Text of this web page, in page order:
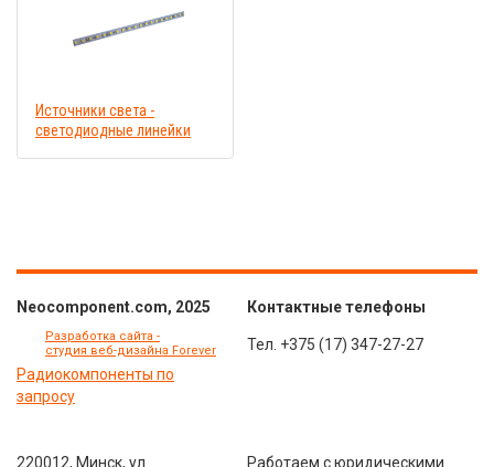
Источники света -
светодиодные линейки
Neocomponent.com, 2025
Разработка сайта -
студия веб-дизайна Forever
Радиокомпоненты по
запросу
Контактные телефоны
Тел. +375 (17) 347-27-27
220012, Минск, ул. Работаем с юридическими